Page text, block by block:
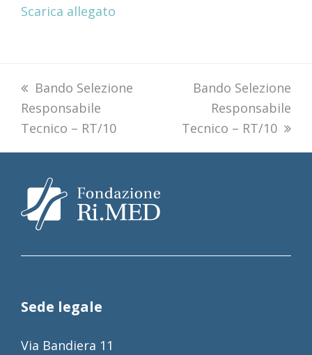
Scarica allegato
previous
post:
Bando Selezione
Responsabile
Tecnico – RT/10
next
post:
Bando Selezione
Responsabile
Tecnico – RT/10
Sede legale
Via Bandiera 11